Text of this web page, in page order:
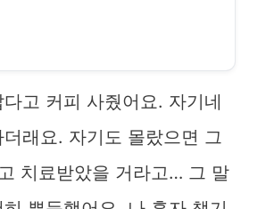
고 커피 사줬어요. 자기네
래요. 자기도 몰랐으면 그
치료받았을 거라고… 그 말